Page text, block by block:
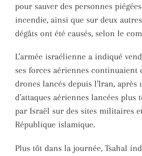
pour sauver des personnes
incendie, ainsi que sur deux
dégâts ont été causés, selon le
L’armée israélienne a indiqué
ses forces aériennes continuaient
drones lancés depuis l’Iran, après
d’attaques aériennes lancées plus
par Israël sur des sites militaires
République islamique.
Plus tôt dans la journée, Tsahal